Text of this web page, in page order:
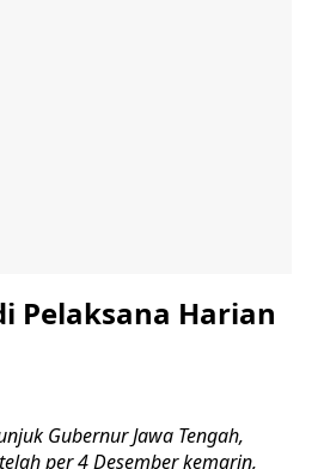
Pelaksana Harian
Gubernur Jawa Tengah,
per 4 Desember kemarin,